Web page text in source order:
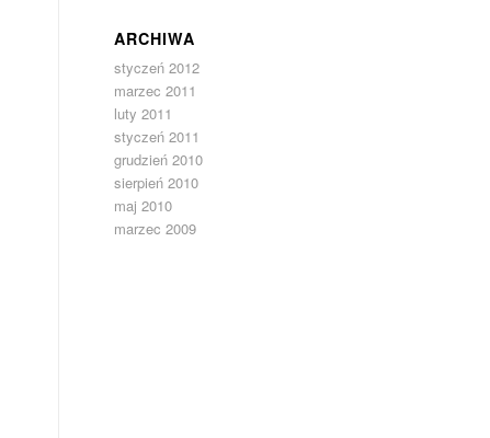
ARCHIWA
styczeń 2012
marzec 2011
luty 2011
styczeń 2011
grudzień 2010
sierpień 2010
maj 2010
marzec 2009